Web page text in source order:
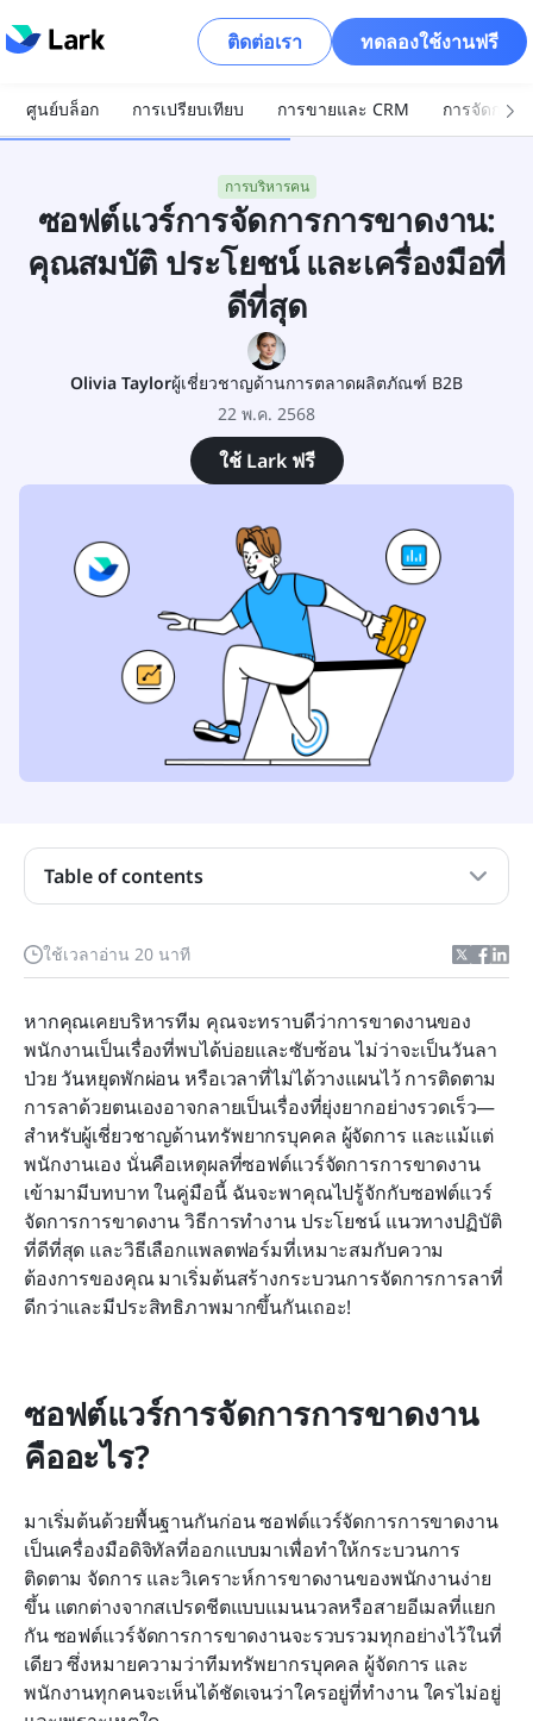
ติดต่อเรา ทดลองใช้งานฟรี
ศูนย์บล็อก การเปรียบเทียบ การขายและ CRM การจัดการ
การบริหารคน
ซอฟต์แวร์การจัดการการขาดงาน:
คุณสมบัติ ประโยชน์ และเครื่องมือที่
ดีที่สุด
Olivia Taylorผู้เชี่ยวชาญด้านการตลาดผลิตภัณฑ์ B2B
22 พ.ค. 2568
ใช้ Lark ฟรี
ใช้เวลาอ่าน 20 นาที
หากคุณเคยบริหารทีม คุณจะทราบดีว่าการขาดงานของ
พนักงานเป็นเรื่องที่พบได้บ่อยและซับซ้อน ไม่ว่าจะเป็นวันลา
ป่วย วันหยุดพักผ่อน หรือเวลาที่ไม่ได้วางแผนไว้ การติดตาม
การลาด้วยตนเองอาจกลายเป็นเรื่องที่ยุ่งยากอย่างรวดเร็ว—
สำหรับผู้เชี่ยวชาญด้านทรัพยากรบุคคล ผู้จัดการ และแม้แต่
พนักงานเอง นั่นคือเหตุผลที่ซอฟต์แวร์จัดการการขาดงาน
เข้ามามีบทบาท ในคู่มือนี้ ฉันจะพาคุณไปรู้จักกับซอฟต์แวร์
จัดการการขาดงาน วิธีการทำงาน ประโยชน์ แนวทางปฏิบัติ
ที่ดีที่สุด และวิธีเลือกแพลตฟอร์มที่เหมาะสมกับความ
ต้องการของคุณ มาเริ่มต้นสร้างกระบวนการจัดการการลาที่
ดีกว่าและมีประสิทธิภาพมากขึ้นกันเถอะ!
ซอฟต์แวร์การจัดการการขาดงาน
คืออะไร?
มาเริ่มต้นด้วยพื้นฐานกันก่อน ซอฟต์แวร์จัดการการขาดงาน
เป็นเครื่องมือดิจิทัลที่ออกแบบมาเพื่อทำให้กระบวนการ
ติดตาม จัดการ และวิเคราะห์การขาดงานของพนักงานง่าย
ขึ้น แตกต่างจากสเปรดชีตแบบแมนนวลหรือสายอีเมลที่แยก
กัน ซอฟต์แวร์จัดการการขาดงานจะรวบรวมทุกอย่างไว้ในที่
เดียว ซึ่งหมายความว่าทีมทรัพยากรบุคคล ผู้จัดการ และ
พนักงานทุกคนจะเห็นได้ชัดเจนว่าใครอยู่ที่ทำงาน ใครไม่อยู่
Table of contents
ซอฟต์แวร์การจัดการการขาดงานคืออะไร?
ซอฟต์แวร์การจัดการการขาดงานทำงานอย่างไร?
ประโยชน์ของซอฟต์แวร์การจัดการการขาดงาน
สิ่งที่ควรมองหาในซอฟต์แวร์การจัดการการขาดงาน
ซอฟต์แวร์จัดการการขาดงานที่ดีที่สุด 10 อันดับ
วิธีเลือกซอฟต์แวร์จัดการการขาดงานที่เหมาะสม
สำหรับธุรกิจของคุณ
แนวทางปฏิบัติที่ดีที่สุดสำหรับซอฟต์แวร์การจัดการ
การขาดงาน
คำถามที่พบบ่อย